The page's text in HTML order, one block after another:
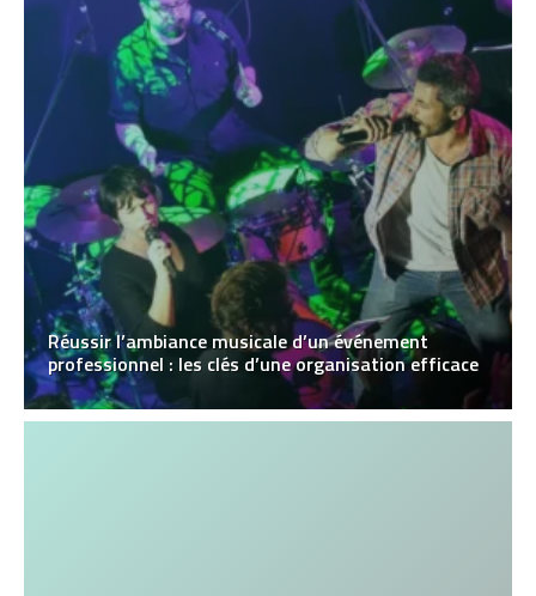
Réussir l’ambiance musicale d’un événement
professionnel : les clés d’une organisation efficace